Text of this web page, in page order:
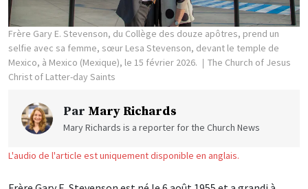
Frère Gary E. Stevenson, du Collège des douze apôtres, prend un
selfie avec sa femme, sœur Lesa Stevenson, devant le temple de
Mexico, à Mexico (Mexique), le 15 février 2026.
The Church of Jesus
Christ of Latter-day Saints
Par Mary Richards
Mary Richards is a reporter for the Church News
L'audio de l'article est uniquement disponible en anglais.